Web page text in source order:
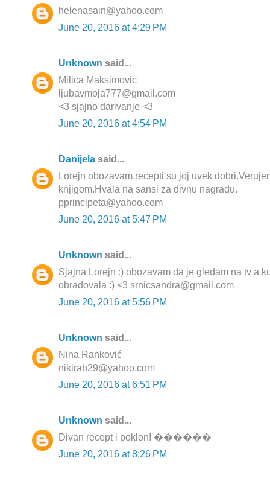
helenasain@yahoo.com
June 20, 2016 at 4:29 PM
Unknown said...
Milica Maksimovic
ljubavmoja777@gmail.com
<3 sjajno darivanje <3
June 20, 2016 at 4:54 PM
Danijela said...
Lorejn obozavam,recepti su joj uvek
knjigom.Hvala na sansi za divnu nagradu.
pprincipeta@yahoo.com
June 20, 2016 at 5:47 PM
Unknown said...
Sjajna Lorejn :) obozavam da je gledam na tv a
obradovala :) <3 srnicsandra@gmail.com
June 20, 2016 at 5:56 PM
Unknown said...
Nina Ranković
nikirab29@yahoo.com
June 20, 2016 at 6:51 PM
Unknown said...
Divan recept i poklon! ������
June 20, 2016 at 8:26 PM